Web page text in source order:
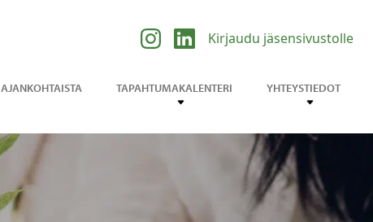
AJANKOHTAISTA TAPAHTUMAKALENTERI YHTEYSTIEDOT
Kirjaudu jäsensivustolle